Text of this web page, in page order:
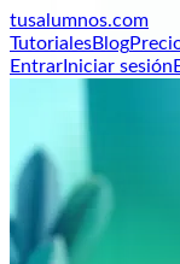
tusalumnos.com
TutorialesBlog
Entrar Iniciar sesión